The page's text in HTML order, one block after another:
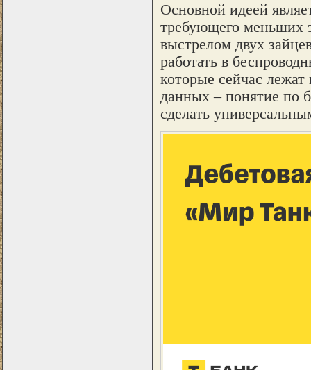
Основной идеей
требующего меньших
выстрелом двух
работать в
которые сейчас
данных – понятие по
сделать